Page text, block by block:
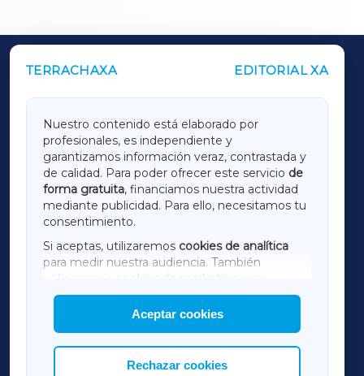
TERRACHAXA EDITORIAL XA
Nuestro contenido está elaborado por
profesionales, es independiente y
garantizamos información veraz, contrastada y
de calidad. Para poder ofrecer este servicio de
forma gratuita, financiamos nuestra actividad
mediante publicidad. Para ello, necesitamos tu
consentimiento.
Si aceptas, utilizaremos cookies de analítica
para medir nuestra audiencia. También
utilizaremos
cookies de marketing
mostrar publicidad de terceros.
Asimismo, puedes personalizar la elección de
las cookies que deseas permitir.
Aceptar cookies
Rechazar cookies
OUTROS PERIÓDICOS
LUGOXA
TERRACHAXA
AMARIÑAXA
RIBEIRASACRAXA
ACORUÑAXA